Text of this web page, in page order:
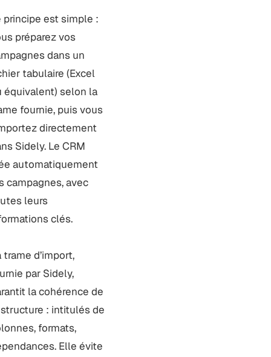
principe est simple :
préparez vos
dans un
tabulaire (Excel
équivalent) selon la
fournie, puis vous
directement
Sidely. Le CRM
automatiquement
campagnes, avec
leurs
clés.
trame d’import,
par Sidely,
la cohérence de
: intitulés de
formats,
Elle évite